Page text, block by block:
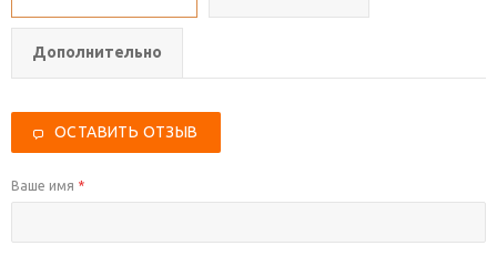
Дополнительно
ОСТАВИТЬ ОТЗЫВ
Ваше имя *